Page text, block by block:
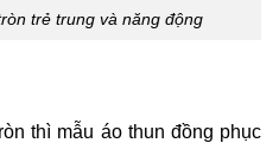
trẻ trung và năng động
thì mẫu áo thun đồng phục